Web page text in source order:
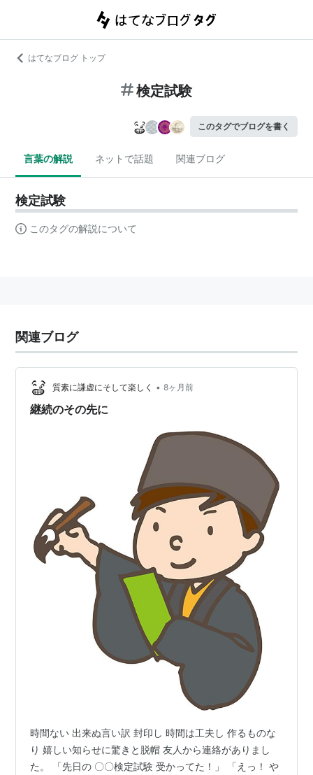
はてなブログ トップ
検定試験
このタグでブログを書く
言葉の解説 ネットで話題 関連ブログ
検定試験
このタグの解説について
関連ブログ
質素に謙虚にそして楽しく • 8ヶ月前
継続のその先に
時間ない 出来ぬ言い訳 封印し 時間は工夫し 作るものな
り 嬉しい知らせに驚きと脱帽 友人から連絡がありまし
た。 「先日の 〇〇検定試験 受かってた！」 「えっ！ や